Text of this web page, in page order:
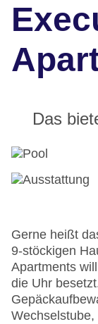
Das
Gerne heißt
9-stöckigen
Apartments
die Uhr